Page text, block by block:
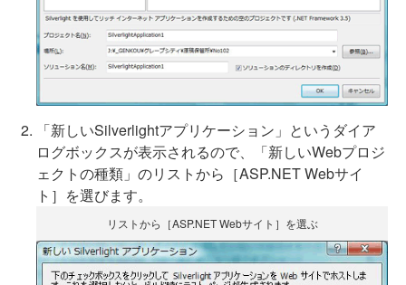
「新しいSilverlightアプリケーション」というダイア
ログボックスが表示されるので、「新しいWebプロジ
ェクトの種類」のリストから［ASP.NET Webサイ
ト］を選びます。
リストから［ASP.NET Webサイト］を選ぶ